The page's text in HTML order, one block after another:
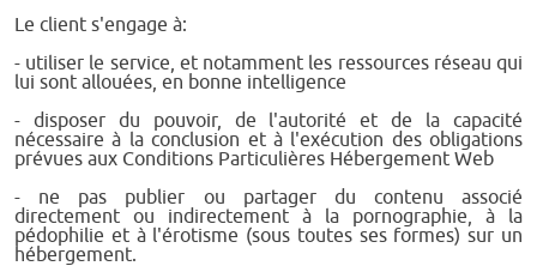
Le client s'engage à:
- utiliser le service, et notamment les ressources réseau qui
lui sont allouées, en bonne intelligence
- disposer du pouvoir, de l'autorité et de la capacité
nécessaire à la conclusion et à l'exécution des obligations
prévues aux Conditions Particulières Hébergement Web
- ne pas publier ou partager du contenu associé
directement ou indirectement à la pornographie, à la
pédophilie et à l'érotisme (sous toutes ses formes) sur un
hébergement.